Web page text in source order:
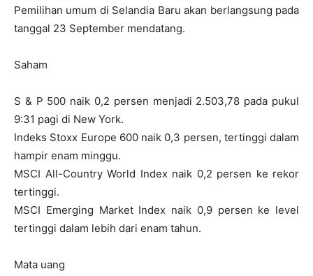
Pemilihan umum di Selandia Baru akan berlangsung pada
tanggal 23 September mendatang.
Saham
S & P 500 naik 0,2 persen menjadi 2.503,78 pada pukul
9:31 pagi di New York.
Indeks Stoxx Europe 600 naik 0,3 persen, tertinggi dalam
hampir enam minggu.
MSCI All-Country World Index naik 0,2 persen ke rekor
tertinggi.
MSCI Emerging Market Index naik 0,9 persen ke level
tertinggi dalam lebih dari enam tahun.
Mata uang